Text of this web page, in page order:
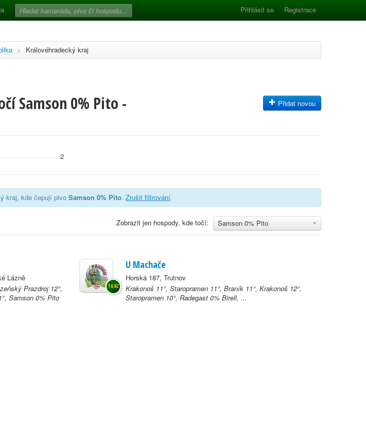
Přihlásit se Registrace
> Královéhradecký kraj
Samson 0% Pito - Přidat novou
2
kraj, kde čepují pivo Samson 0% Pito. Zrušit filtrování.
Samson 0% Pito
Zobrazit jen hospody, kde točí:
Lázně
Prazdroj 12°,
Samson 0% Pito
U Machače
Horská 187, Trutnov
Krakonoš 11°, Staropramen 11°, Braník 11°, Krakonoš 12°,
Staropramen 10°, Radegast 0% Birell, ...
16 Kč